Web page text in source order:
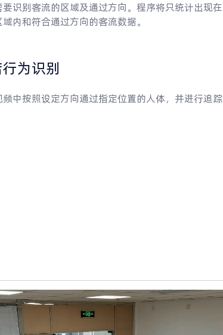
要识别客流的区域及通过方向。程序将只统计出现在
内和符合通过方向的客流数据。
为识别
频中按照设定方向通过指定位置的人体，并进行追踪